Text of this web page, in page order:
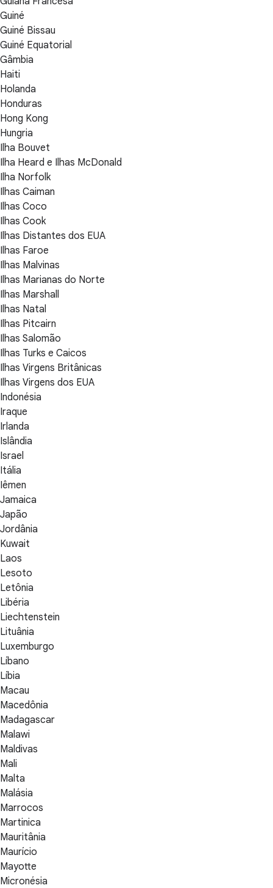
Guiné
Guiné Bissau
Guiné Equatorial
Gâmbia
Haiti
Holanda
Honduras
Hong Kong
Hungria
Ilha Bouvet
Ilha Heard e Ilhas McDonald
Ilha Norfolk
Ilhas Caiman
Ilhas Coco
Ilhas Cook
Ilhas Distantes dos EUA
Ilhas Faroe
Ilhas Malvinas
Ilhas Marianas do Norte
Ilhas Marshall
Ilhas Natal
Ilhas Pitcairn
Ilhas Salomão
Ilhas Turks e Caicos
Ilhas Virgens Britânicas
Ilhas Virgens dos EUA
Indonésia
Iraque
Irlanda
Islândia
Israel
Itália
Iêmen
Jamaica
Japão
Jordânia
Kuwait
Laos
Lesoto
Letônia
Libéria
Liechtenstein
Lituânia
Luxemburgo
Líbano
Líbia
Macau
Macedônia
Madagascar
Malawi
Maldivas
Mali
Malta
Malásia
Marrocos
Martinica
Mauritânia
Maurício
Mayotte
Micronésia